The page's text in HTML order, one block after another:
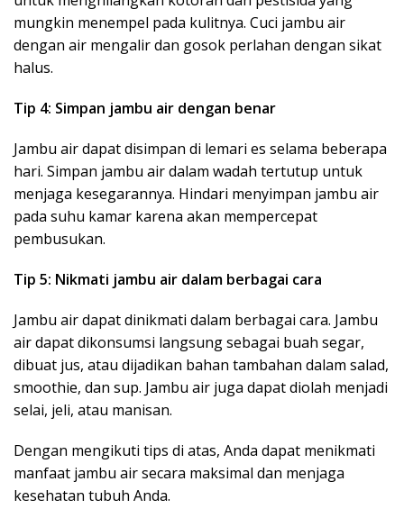
mungkin menempel pada kulitnya. Cuci jambu air
dengan air mengalir dan gosok perlahan dengan sikat
halus.
Tip 4: Simpan jambu air dengan benar
Jambu air dapat disimpan di lemari es selama beberapa
hari. Simpan jambu air dalam wadah tertutup untuk
menjaga kesegarannya. Hindari menyimpan jambu air
pada suhu kamar karena akan mempercepat
pembusukan.
Tip 5: Nikmati jambu air dalam berbagai cara
Jambu air dapat dinikmati dalam berbagai cara. Jambu
air dapat dikonsumsi langsung sebagai buah segar,
dibuat jus, atau dijadikan bahan tambahan dalam salad,
smoothie, dan sup. Jambu air juga dapat diolah menjadi
selai, jeli, atau manisan.
Dengan mengikuti tips di atas, Anda dapat menikmati
manfaat jambu air secara maksimal dan menjaga
kesehatan tubuh Anda.